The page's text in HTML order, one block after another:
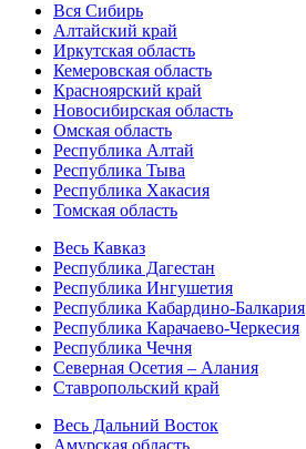
Вся Сибирь
Алтайский край
Иркутская область
Кемеровская область
Красноярский край
Новосибирская область
Омская область
Республика Алтай
Республика Тыва
Республика Хакасия
Томская область
Весь Кавказ
Республика Дагестан
Республика Ингушетия
Республика Кабардино-Балкария
Республика Карачаево-Черкесия
Республика Чечня
Северная Осетия – Алания
Ставропольский край
Весь Дальний Восток
Амурская область